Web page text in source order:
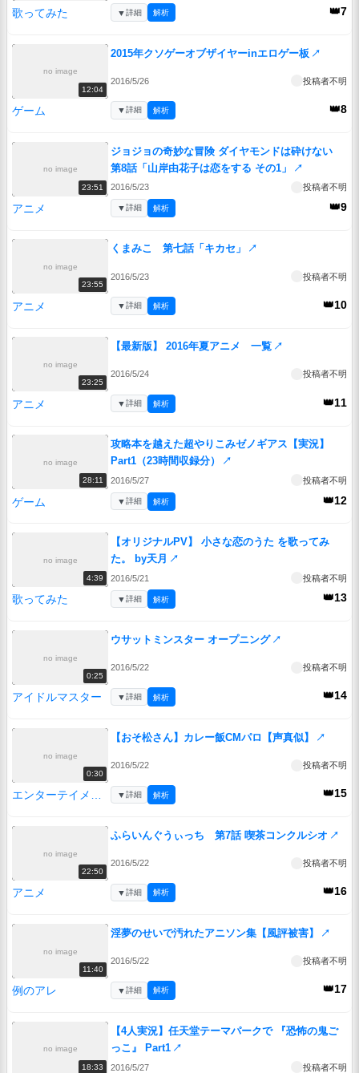
歌ってみた 👑7
▼詳細 解析
no image
12:04
2015年クソゲーオブザイヤーinエロゲー板 ↗
2016/5/26 投稿者不明
ゲーム 👑8
▼詳細 解析
no image
23:51
ジョジョの奇妙な冒険 ダイヤモンドは砕けない
第8話「山岸由花子は恋をする その1」
↗
2016/5/23 投稿者不明
アニメ 👑9
▼詳細 解析
no image
23:55
くまみこ 第七話「キカセ」 ↗
2016/5/23 投稿者不明
アニメ 👑10
▼詳細 解析
no image
23:25
【最新版】 2016年夏アニメ 一覧 ↗
2016/5/24 投稿者不明
アニメ 👑11
▼詳細 解析
no image
28:11
攻略本を越えた超やりこみゼノギアス【実況】
Part1（23時間収録分）
↗
2016/5/27 投稿者不明
ゲーム 👑12
▼詳細 解析
no image
4:39
【オリジナルPV】 小さな恋のうた を歌ってみ
た。 by天月 ↗
2016/5/21 投稿者不明
歌ってみた 👑13
▼詳細 解析
no image
0:25
ウサットミンスター オープニング ↗
2016/5/22 投稿者不明
アイドルマスター 👑14
▼詳細 解析
no image
0:30
【おそ松さん】カレー飯CMパロ【声真似】 ↗
2016/5/22 投稿者不明
エンターテイメント 👑15
▼詳細 解析
no image
22:50
ふらいんぐうぃっち 第7話 喫茶コンクルシオ ↗
2016/5/22 投稿者不明
アニメ 👑16
▼詳細 解析
no image
11:40
淫夢のせいで汚れたアニソン集【風評被害】 ↗
2016/5/22 投稿者不明
例のアレ 👑17
▼詳細 解析
no image
18:33
【4人実況】任天堂テーマパークで 『恐怖の鬼ご
っこ』 Part1 ↗
2016/5/27 投稿者不明